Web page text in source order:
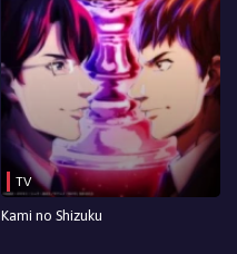
TV
Kami no Shizuku